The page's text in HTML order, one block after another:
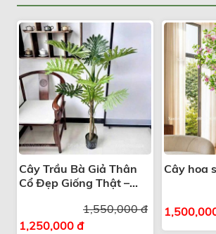
Cây Trầu Bà Giả Thân
Cổ Đẹp Giống Thật –
1,550,000 đ
1,250,000 đ
Cây hoa